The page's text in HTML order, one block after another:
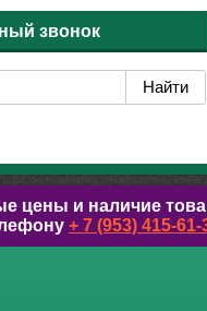
звонок
цены и наличие
+ 7 (953) 415-61-